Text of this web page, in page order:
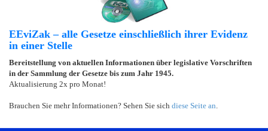
EEviZak – alle Gesetze einschließlich ihrer Evidenz
in einer Stelle
Bereitstellung von aktuellen Informationen über legislative Vorschriften
in der Sammlung der Gesetze bis zum Jahr 1945.
Aktualisierung 2x pro Monat!
Brauchen Sie mehr Informationen? Sehen Sie sich diese Seite an